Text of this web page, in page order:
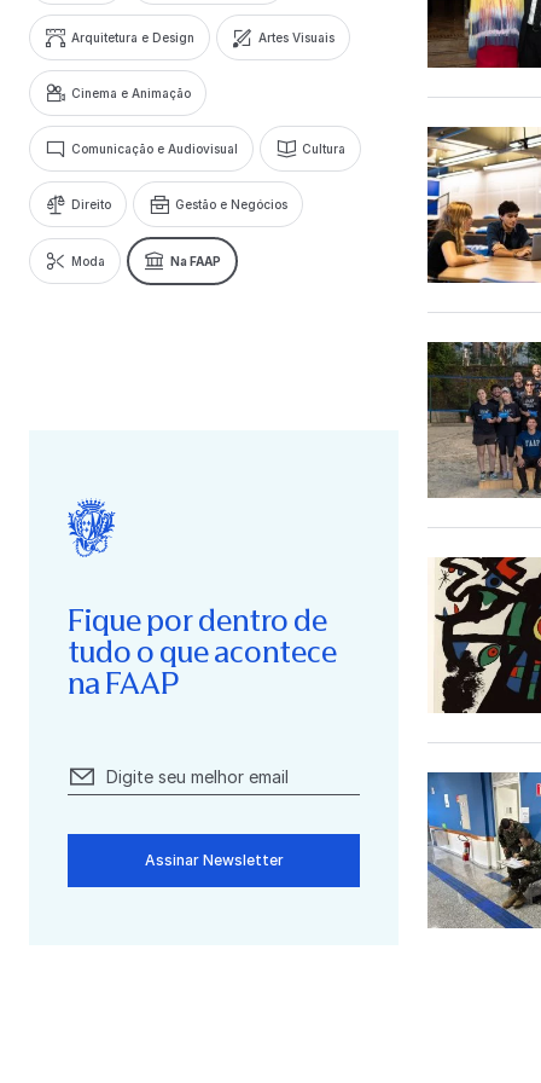
Arquitetura e Design Artes Visuais
Cinema e Animação
Comunicação e Audiovisual Cultura
Direito Gestão e Negócios
Moda Na FAAP
Fique por dentro de
tudo o que acontece
na FAAP
Assinar Newsletter